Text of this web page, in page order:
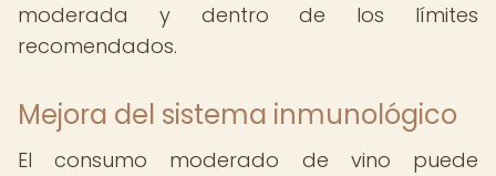
moderada y dentro de los límites
recomendados.
Mejora del sistema inmunológico
El consumo moderado de vino puede